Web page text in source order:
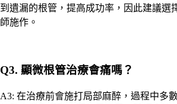
到遺漏的根管，提高成功率，因此建議選
師施作。
Q3. 顯微根管治療會痛嗎？
A3: 在治療前會施打局部麻醉，過程中多